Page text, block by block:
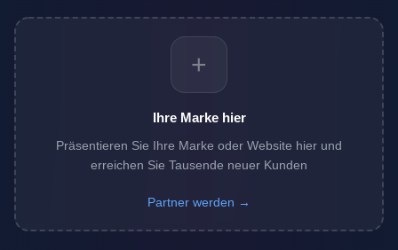
+
Ihre Marke hier
Präsentieren Sie Ihre Marke oder Website hier und
erreichen Sie Tausende neuer Kunden
Partner werden →